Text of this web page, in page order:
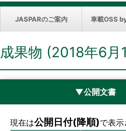
JASPARのご案内 車載OSS
成果物 (2018年6月
▼公開文書
現在は公開日付(降順)で表